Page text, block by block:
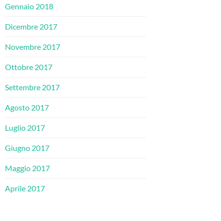
Gennaio 2018
Dicembre 2017
Novembre 2017
Ottobre 2017
Settembre 2017
Agosto 2017
Luglio 2017
Giugno 2017
Maggio 2017
Aprile 2017